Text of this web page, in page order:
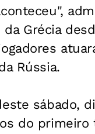
da Grécia
Rússia.
sábado,
do primeiro